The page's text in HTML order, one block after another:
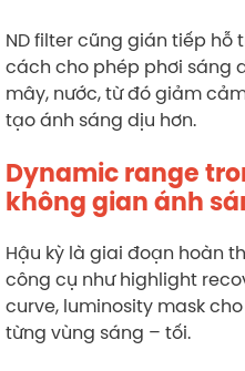
ND filter cũng gián tiếp
cách cho phép phơi sáng
mây, nước, từ đó giảm
tạo ánh sáng dịu hơn.
Dynamic range
không gian ánh
Hậu kỳ là giai đoạn hoàn
công cụ như highlight
curve, luminosity mask
từng vùng sáng – tối.